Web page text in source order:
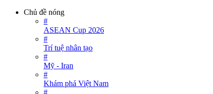
Chủ đề nóng
#
ASEAN Cup 2026
#
Trí tuệ nhân tạo
#
Mỹ - Iran
#
Khám phá Việt Nam
#